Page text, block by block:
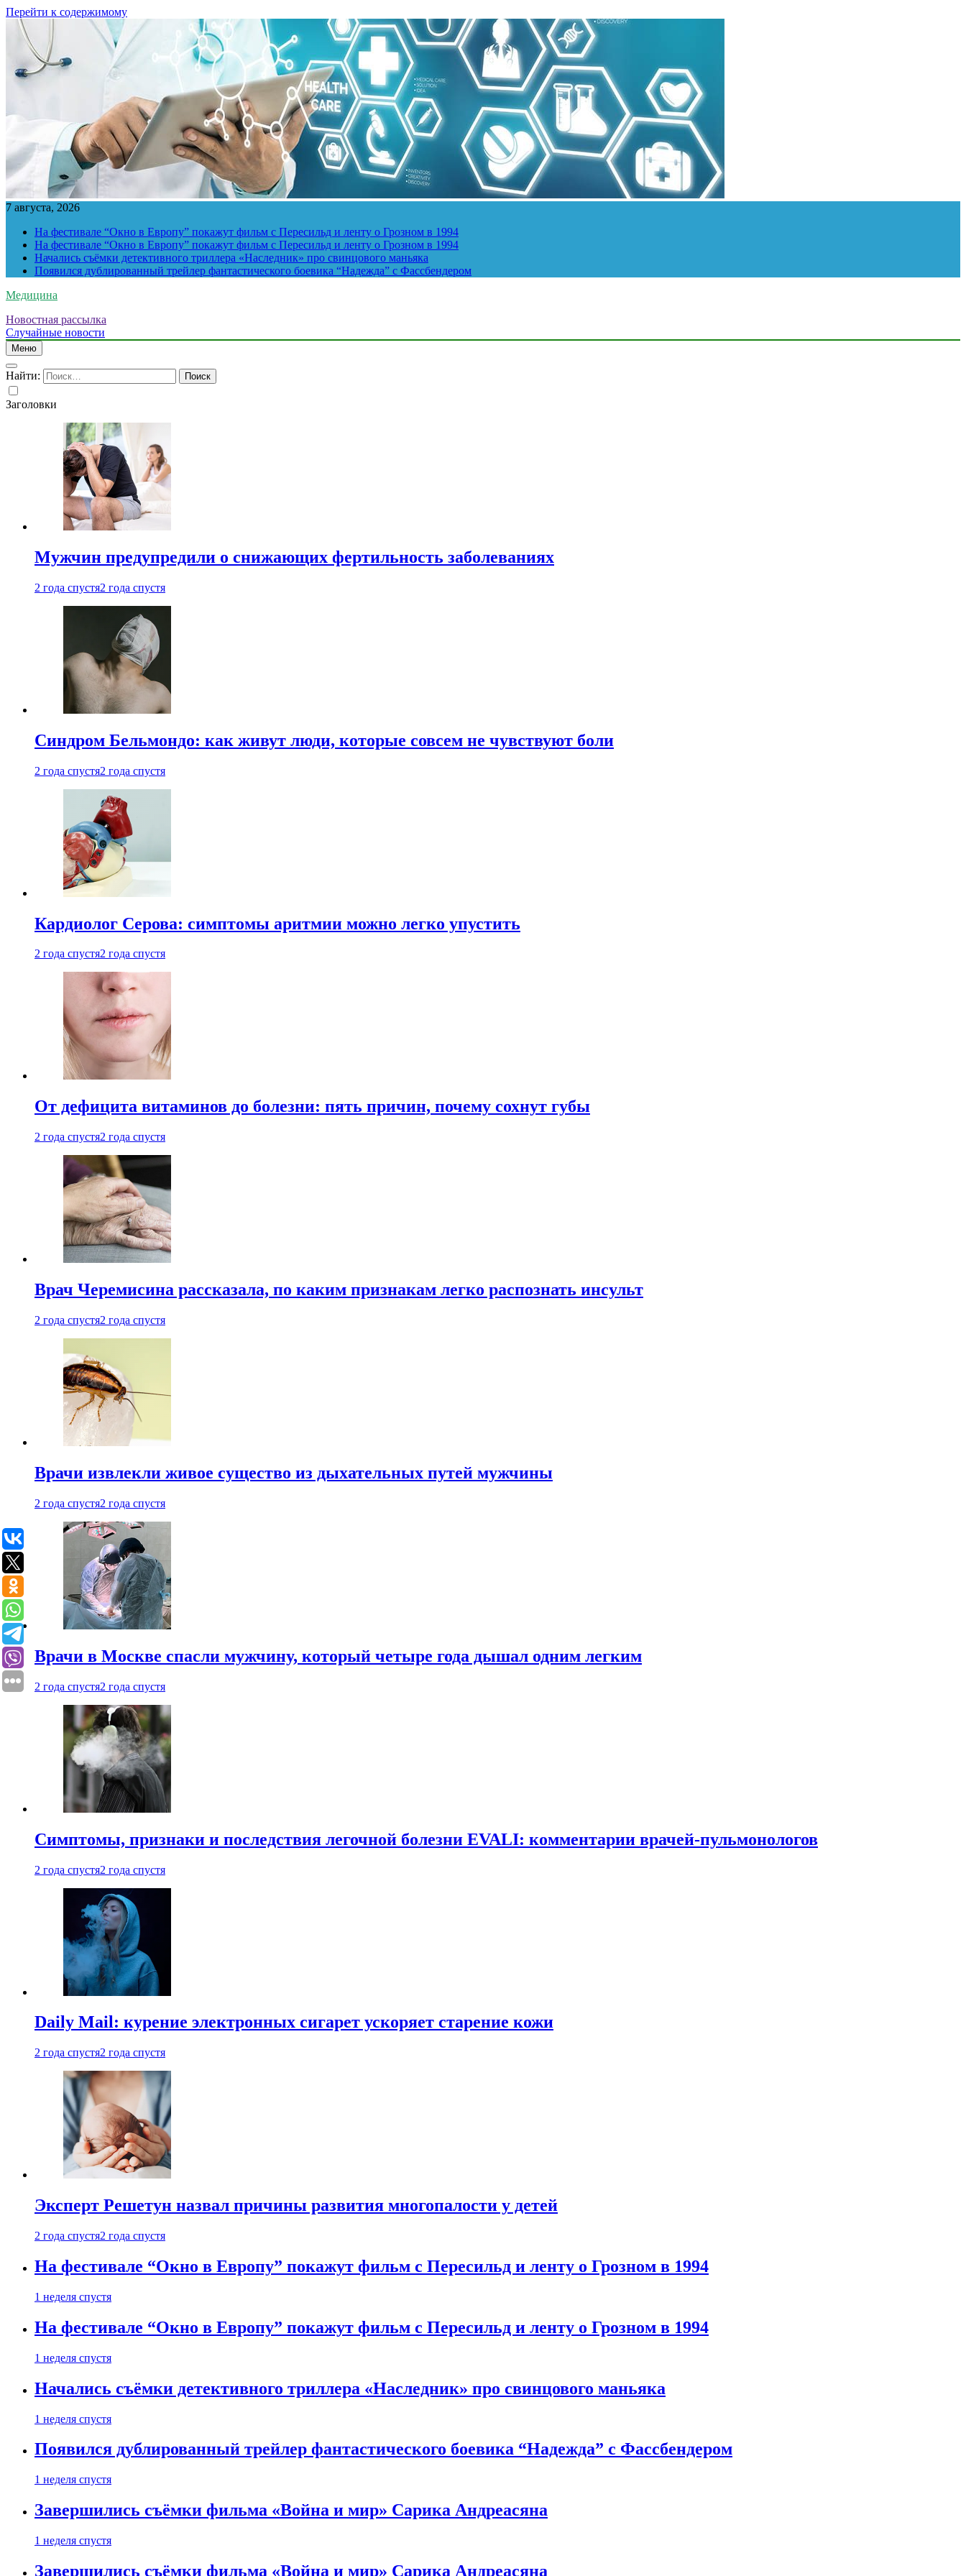
Перейти к содержимому
7 августа, 2026
На фестивале “Окно в Европу” покажут фильм с Пересильд и ленту о Грозном в 1994
На фестивале “Окно в Европу” покажут фильм с Пересильд и ленту о Грозном в 1994
Начались съёмки детективного триллера «Наследник» про свинцового маньяка
Появился дублированный трейлер фантастического боевика “Надежда” с Фассбендером
Медицина
Новостная рассылка
Случайные новости
Меню
Найти:
Заголовки
Мужчин предупредили о снижающих фертильность заболеваниях
2 года спустя2 года спустя
Синдром Бельмондо: как живут люди, которые совсем не чувствуют боли
2 года спустя2 года спустя
Кардиолог Серова: симптомы аритмии можно легко упустить
2 года спустя2 года спустя
От дефицита витаминов до болезни: пять причин, почему сохнут губы
2 года спустя2 года спустя
Врач Черемисина рассказала, по каким признакам легко распознать инсульт
2 года спустя2 года спустя
Врачи извлекли живое существо из дыхательных путей мужчины
2 года спустя2 года спустя
Врачи в Москве спасли мужчину, который четыре года дышал одним легким
2 года спустя2 года спустя
Симптомы, признаки и последствия легочной болезни EVALI: комментарии врачей-пульмонологов
2 года спустя2 года спустя
Daily Mail: курение электронных сигарет ускоряет старение кожи
2 года спустя2 года спустя
Эксперт Решетун назвал причины развития многопалости у детей
2 года спустя2 года спустя
На фестивале “Окно в Европу” покажут фильм с Пересильд и ленту о Грозном в 1994
1 неделя спустя
На фестивале “Окно в Европу” покажут фильм с Пересильд и ленту о Грозном в 1994
1 неделя спустя
Начались съёмки детективного триллера «Наследник» про свинцового маньяка
1 неделя спустя
Появился дублированный трейлер фантастического боевика “Надежда” с Фассбендером
1 неделя спустя
Завершились съёмки фильма «Война и мир» Сарика Андреасяна
1 неделя спустя
Завершились съёмки фильма «Война и мир» Сарика Андреасяна